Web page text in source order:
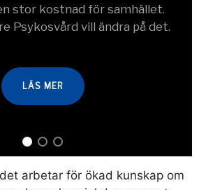
stor kostnad för samhället.
Psykosvård vill ändra på det.
LÄS MER
arbetar för ökad kunskap om